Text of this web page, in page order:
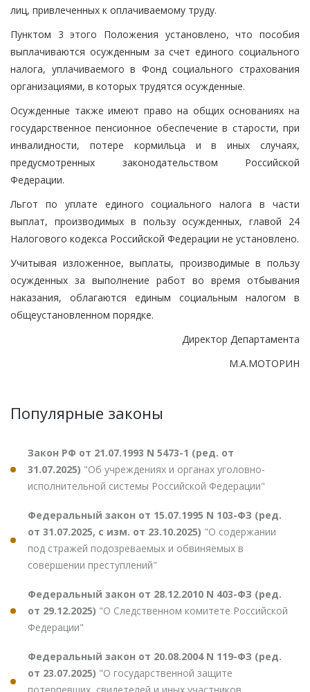
лиц, привлеченных к оплачиваемому труду.
Пунктом 3 этого Положения установлено, что пособия
выплачиваются осужденным за счет единого социального
налога, уплачиваемого в Фонд социального страхования
организациями, в которых трудятся осужденные.
Осужденные также имеют право на общих основаниях на
государственное пенсионное обеспечение в старости, при
инвалидности, потере кормильца и в иных случаях,
предусмотренных законодательством Российской
Федерации.
Льгот по уплате единого социального налога в части
выплат, производимых в пользу осужденных, главой 24
Налогового кодекса Российской Федерации не установлено.
Учитывая изложенное, выплаты, производимые в пользу
осужденных за выполнение работ во время отбывания
наказания, облагаются единым социальным налогом в
общеустановленном порядке.
Директор Департамента
М.А.МОТОРИН
Популярные законы
Закон РФ от 21.07.1993 N 5473-1 (ред. от
31.07.2025) "Об учреждениях и органах уголовно-
исполнительной системы Российской Федерации"
Федеральный закон от 15.07.1995 N 103-ФЗ (ред.
от 31.07.2025, с изм. от 23.10.2025) "О содержании
под стражей подозреваемых и обвиняемых в
совершении преступлений"
Федеральный закон от 28.12.2010 N 403-ФЗ (ред.
от 29.12.2025) "О Следственном комитете Российской
Федерации"
Федеральный закон от 20.08.2004 N 119-ФЗ (ред.
от 23.07.2025) "О государственной защите